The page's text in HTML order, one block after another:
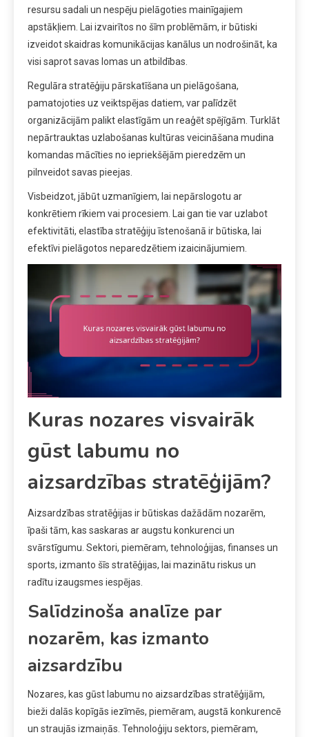
resursu sadali un nespēju pielāgoties mainīgajiem
apstākļiem. Lai izvairītos no šīm problēmām, ir būtiski
izveidot skaidras komunikācijas kanālus un nodrošināt, ka
visi saprot savas lomas un atbildības.
Regulāra stratēģiju pārskatīšana un pielāgošana,
pamatojoties uz veiktspējas datiem, var palīdzēt
organizācijām palikt elastīgām un reaģēt spējīgām. Turklāt
nepārtrauktas uzlabošanas kultūras veicināšana mudina
komandas mācīties no iepriekšējām pieredzēm un
pilnveidot savas pieejas.
Visbeidzot, jābūt uzmanīgiem, lai nepārslogotu ar
konkrētiem rīkiem vai procesiem. Lai gan tie var uzlabot
efektivitāti, elastība stratēģiju īstenošanā ir būtiska, lai
efektīvi pielāgotos neparedzētiem izaicinājumiem.
Kuras nozares visvairāk
gūst labumu no
aizsardzības stratēģijām?
Aizsardzības stratēģijas ir būtiskas dažādām nozarēm,
īpaši tām, kas saskaras ar augstu konkurenci un
svārstīgumu. Sektori, piemēram, tehnoloģijas, finanses un
sports, izmanto šīs stratēģijas, lai mazinātu riskus un
radītu izaugsmes iespējas.
Salīdzinoša analīze par
nozarēm, kas izmanto
aizsardzību
Nozares, kas gūst labumu no aizsardzības stratēģijām,
bieži dalās kopīgās iezīmēs, piemēram, augstā konkurencē
un straujās izmaiņās. Tehnoloģiju sektors, piemēram,